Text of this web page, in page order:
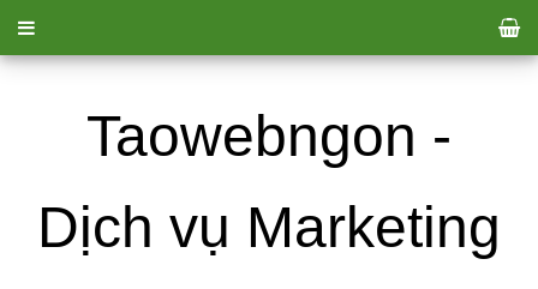
Taowebngon -
Dịch vụ Marketing